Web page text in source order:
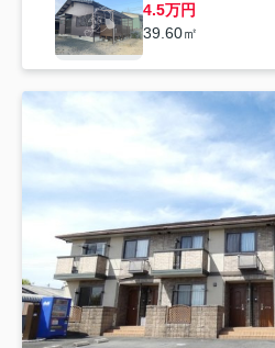
4.5万円
39.60㎡